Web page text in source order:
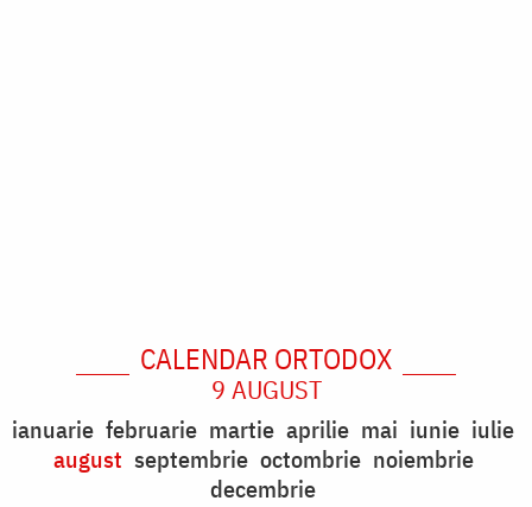
CALENDAR ORTODOX
9 AUGUST
ianuarie februarie martie aprilie mai iunie iulie
august septembrie octombrie noiembrie
decembrie